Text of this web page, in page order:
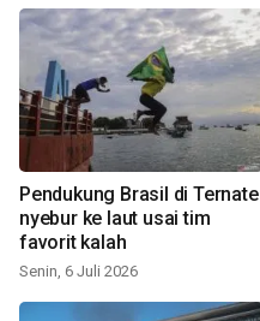
Pendukung Brasil di Ternate
nyebur ke laut usai tim
favorit kalah
Senin, 6 Juli 2026